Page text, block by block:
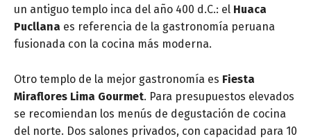
un antiguo templo inca del año 400 d.C.: el Huaca
Pucllana es referencia de la gastronomía peruana
fusionada con la cocina más moderna.
Otro templo de la mejor gastronomía es Fiesta
Miraflores Lima Gourmet. Para presupuestos elevados
se recomiendan los menús de degustación de cocina
del norte. Dos salones privados, con capacidad para 10